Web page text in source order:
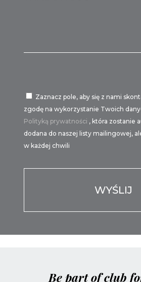
Zaznacz pole, aby się z nami
zgodę na wykorzystanie Twoich
Polityką prywatności , która zostanie
dodana do naszej listy mailingowej,
w każdej chwili
Be part of club